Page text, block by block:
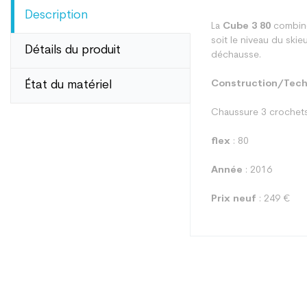
Description
Détails du produit
État du matériel
La Cube 3 80
soit le niveau du
déchausse.
Construction/
Chaussure 3
flex : 80
Année : 2016
Prix neuf : 249 €